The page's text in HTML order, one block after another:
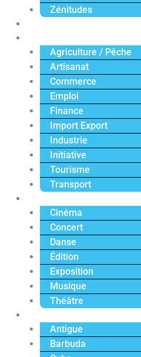
Zénitudes
Agriculture / Pêche
Artisanat
Commerce
Emploi
Finance
Import Export
Industrie
Initiative
Tourisme
Transport
Cinéma
Concert
Danse
Édition
Exposition
Musique
Théâtre
Antigue
Barbuda